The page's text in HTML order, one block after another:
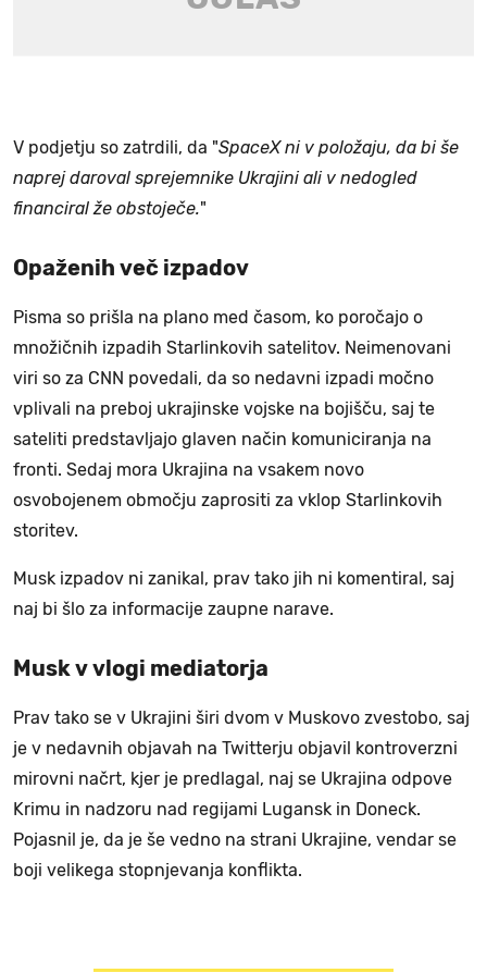
V podjetju so zatrdili, da "SpaceX ni v položaju, da bi še
naprej daroval sprejemnike Ukrajini ali v nedogled
financiral že obstoječe."
Opaženih več izpadov
Pisma so prišla na plano med časom, ko poročajo o
množičnih izpadih Starlinkovih satelitov. Neimenovani
viri so za CNN povedali, da so nedavni izpadi močno
vplivali na preboj ukrajinske vojske na bojišču, saj te
sateliti predstavljajo glaven način komuniciranja na
fronti. Sedaj mora Ukrajina na vsakem novo
osvobojenem območju zaprositi za vklop Starlinkovih
storitev.
Musk izpadov ni zanikal, prav tako jih ni komentiral, saj
naj bi šlo za informacije zaupne narave.
Musk v vlogi mediatorja
Prav tako se v Ukrajini širi dvom v Muskovo zvestobo, saj
je v nedavnih objavah na Twitterju objavil kontroverzni
mirovni načrt, kjer je predlagal, naj se Ukrajina odpove
Krimu in nadzoru nad regijami Lugansk in Doneck.
Pojasnil je, da je še vedno na strani Ukrajine, vendar se
boji velikega stopnjevanja konflikta.